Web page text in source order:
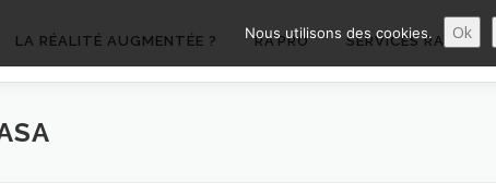
LA RÉALITÉ AUGMENTÉE ? RA’PRO SERVICES RA’PRO
Nous utilisons des cookies. Ok